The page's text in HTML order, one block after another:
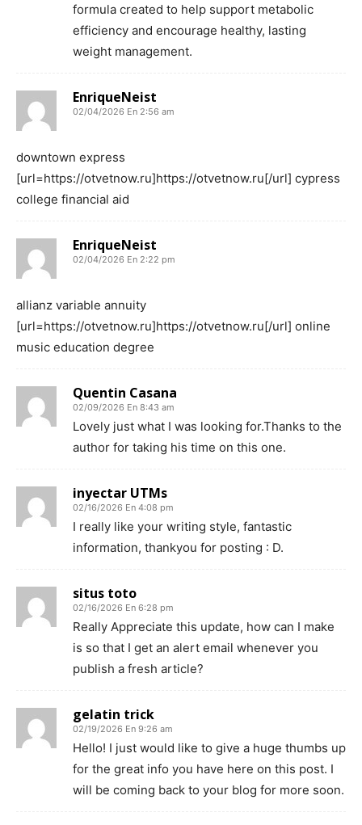
formula created to help support metabolic
efficiency and encourage healthy, lasting
weight management.
EnriqueNeist
02/04/2026 En 2:56 am
downtown express
[url=https://otvetnow.ru]https://otvetnow.ru[/url] cypress
college financial aid
EnriqueNeist
02/04/2026 En 2:22 pm
allianz variable annuity
[url=https://otvetnow.ru]https://otvetnow.ru[/url] online
music education degree
Quentin Casana
02/09/2026 En 8:43 am
Lovely just what I was looking for.Thanks to the
author for taking his time on this one.
inyectar UTMs
02/16/2026 En 4:08 pm
I really like your writing style, fantastic
information, thankyou for posting : D.
situs toto
02/16/2026 En 6:28 pm
Really Appreciate this update, how can I make
is so that I get an alert email whenever you
publish a fresh article?
gelatin trick
02/19/2026 En 9:26 am
Hello! I just would like to give a huge thumbs up
for the great info you have here on this post. I
will be coming back to your blog for more soon.